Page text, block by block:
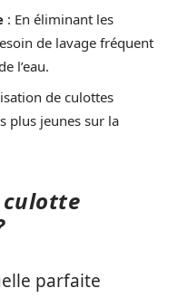
: En éliminant les
de lavage fréquent
l’eau.
de culottes
plus jeunes sur la
culotte
parfaite